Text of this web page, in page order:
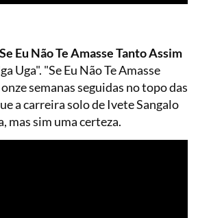
Eu Não Te Amasse Tanto Assim
Uga". "Se Eu Não Te Amasse
semanas seguidas no topo das
a carreira solo de Ivete Sangalo
mas sim uma certeza.